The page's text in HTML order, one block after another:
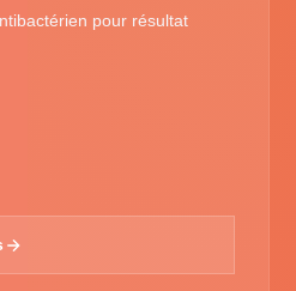
pour résultat